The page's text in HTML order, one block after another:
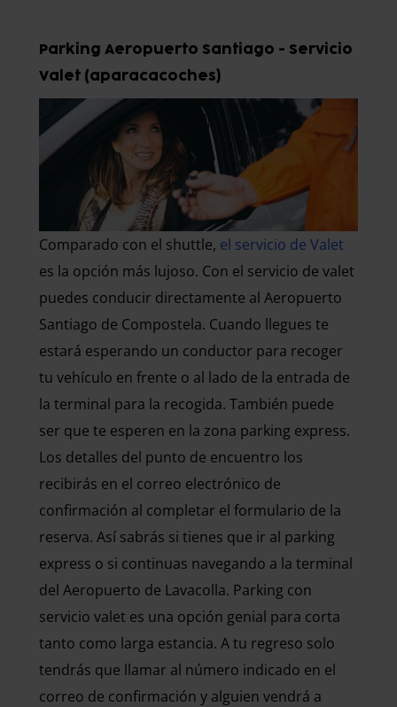
Parking Aeropuerto Santiago - Servicio
Valet (aparacacoches)
Comparado con el shuttle, el servicio de Valet
es la opción más lujoso. Con el servicio de valet
puedes conducir directamente al Aeropuerto
Santiago de Compostela. Cuando llegues te
estará esperando un conductor para recoger
tu vehículo en frente o al lado de la entrada de
la terminal para la recogida. También puede
ser que te esperen en la zona parking express.
Los detalles del punto de encuentro los
recibirás en el correo electrónico de
confirmación al completar el formulario de la
reserva. Así sabrás si tienes que ir al parking
express o si continuas navegando a la terminal
del Aeropuerto de Lavacolla. Parking con
servicio valet es una opción genial para corta
tanto como larga estancia. A tu regreso solo
tendrás que llamar al número indicado en el
correo de confirmación y alguien vendrá a